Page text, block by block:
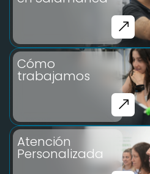
Cómo
trabajamos
Atención
Personalizada